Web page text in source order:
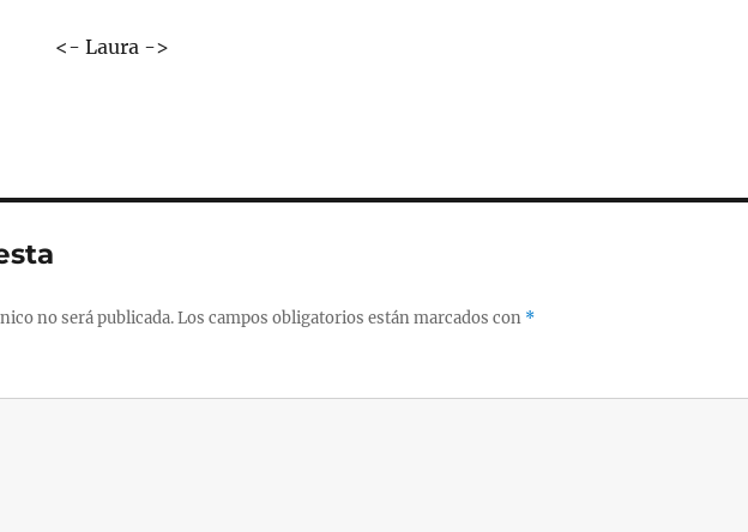
<- Laura ->
no será publicada.Los campos obligatorios están marcados con *